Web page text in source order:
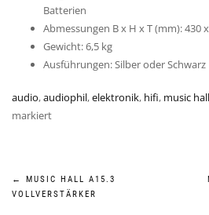
Batterien
Abmessungen B x H x T (mm): 430
Gewicht: 6,5 kg
Ausführungen: Silber oder Schwarz
audio,audiophil,elektronik, hifi, music hall
markiert
←
MUSIC HALL A15.3
VOLLVERSTÄRKER